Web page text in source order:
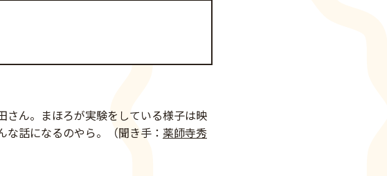
さん。まほろが実験をしている様子は映
話になるのやら。（聞き手： 薬師寺秀